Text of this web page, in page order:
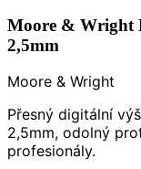
Moore & Wright
2,5mm
Moore & Wright
Přesný digitální
2,5mm, odolný
profesionály.